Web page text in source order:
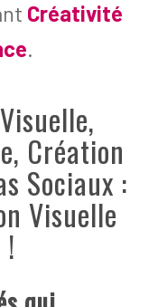
Créativité
.
Création
Sociaux :
Visuelle
!